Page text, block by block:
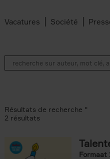
Vacatures Société
Résultats de recherche ''
2 résultats
Formaat